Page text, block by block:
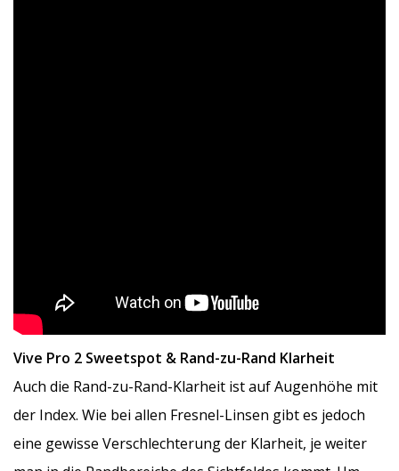
Vive Pro 2 Sweetspot & Rand-zu-Rand Klarheit
Auch die Rand-zu-Rand-Klarheit ist auf Augenhöhe mit
der Index. Wie bei allen Fresnel-Linsen gibt es jedoch
eine gewisse Verschlechterung der Klarheit, je weiter